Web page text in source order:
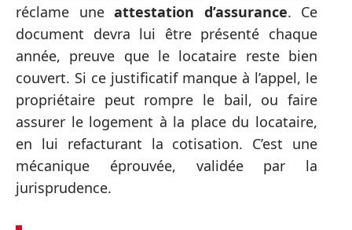
réclame une attestation d’assurance. Ce
document devra lui être présenté chaque
année, preuve que le locataire reste bien
couvert. Si ce justificatif manque à l’appel, le
propriétaire peut rompre le bail, ou faire
assurer le logement à la place du locataire,
en lui refacturant la cotisation. C’est une
mécanique éprouvée, validée par la
jurisprudence.